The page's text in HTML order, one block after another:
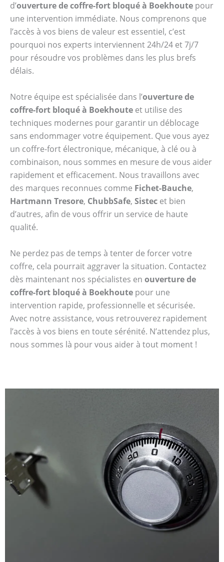
d’ouverture de coffre-fort bloqué à Boekhoute pour
une intervention immédiate. Nous comprenons que
l’accès à vos biens de valeur est essentiel, c’est
pourquoi nos experts interviennent 24h/24 et 7j/7
pour résoudre vos problèmes dans les plus brefs
délais.
Notre équipe est spécialisée dans l’ouverture de
coffre-fort bloqué à Boekhoute et utilise des
techniques modernes pour garantir un déblocage
sans endommager votre équipement. Que vous ayez
un coffre-fort électronique, mécanique, à clé ou à
combinaison, nous sommes en mesure de vous aider
rapidement et efficacement. Nous travaillons avec
des marques reconnues comme Fichet-Bauche,
Hartmann Tresore, ChubbSafe, Sistec et bien
d’autres, afin de vous offrir un service de haute
qualité.
Ne perdez pas de temps à tenter de forcer votre
coffre, cela pourrait aggraver la situation. Contactez
dès maintenant nos spécialistes en ouverture de
coffre-fort bloqué à Boekhoute pour une
intervention rapide, professionnelle et sécurisée.
Avec notre assistance, vous retrouverez rapidement
l’accès à vos biens en toute sérénité. N’attendez plus,
nous sommes là pour vous aider à tout moment !